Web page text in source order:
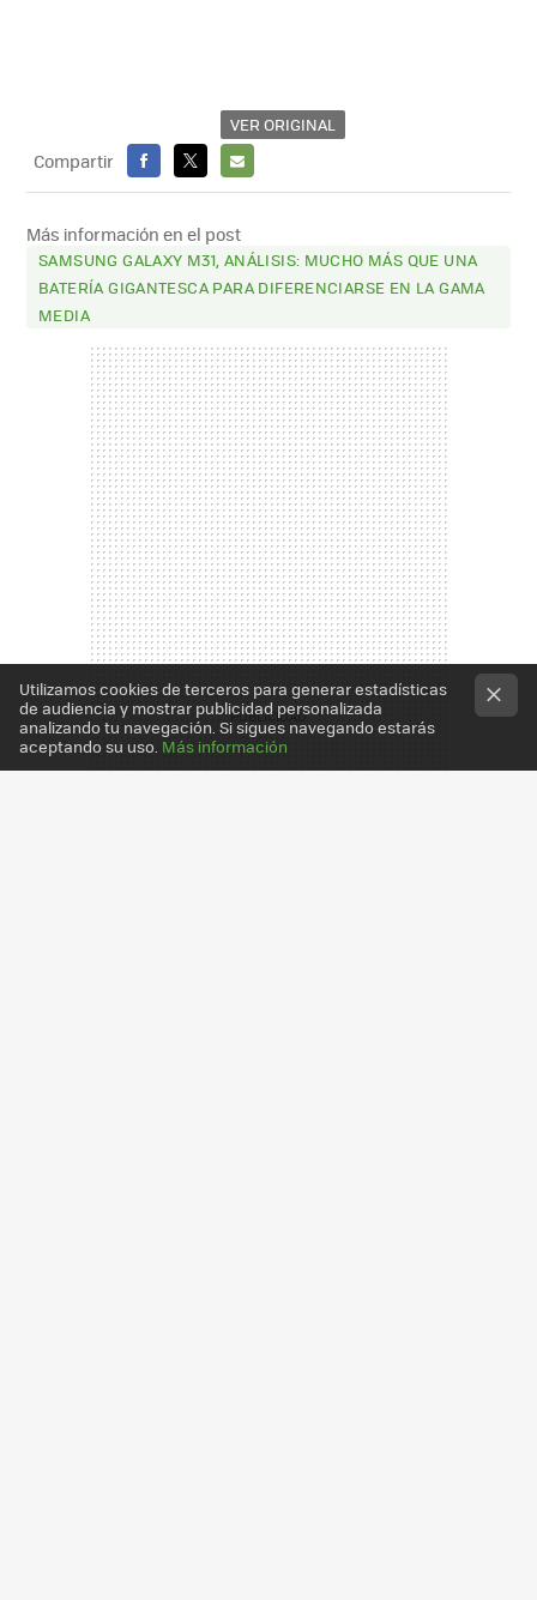
VER ORIGINAL
Compartir
FACEBOOK
X
E-
MAIL
Más información en el post
SAMSUNG GALAXY M31, ANÁLISIS: MUCHO MÁS QUE UNA
BATERÍA GIGANTESCA PARA DIFERENCIARSE EN LA GAMA
MEDIA
Utilizamos cookies de terceros para generar estadísticas
de audiencia y mostrar publicidad personalizada
analizando tu navegación. Si sigues navegando estarás
aceptando su uso. Más información